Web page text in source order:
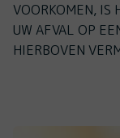
VOORKOMEN, IS
UW AFVAL OP
HIERBOVEN